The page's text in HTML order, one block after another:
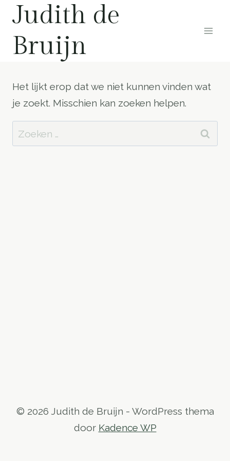
Doorgaan
naar
inhoud
Judith de
Bruijn
Het lijkt erop dat we niet kunnen vinden wat
je zoekt. Misschien kan zoeken helpen.
Zoeken
naar:
© 2026 Judith de Bruijn - WordPress thema
door Kadence WP